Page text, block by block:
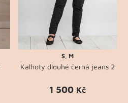
S, M
Kalhoty dlouhé černá jeans 2
1 500 Kč